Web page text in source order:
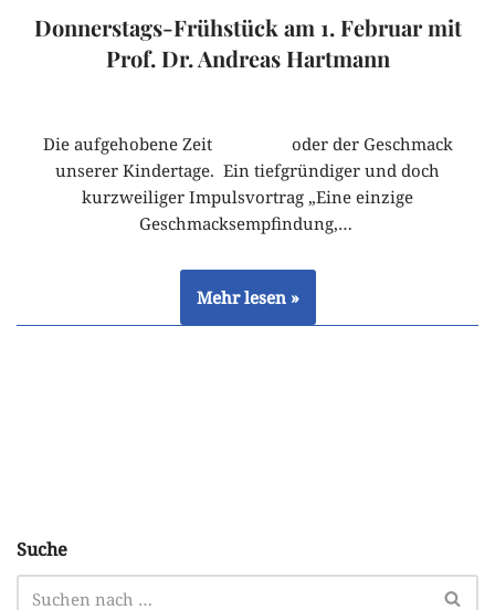
Donnerstags-Frühstück am 1. Februar mit
Prof. Dr. Andreas Hartmann
Die aufgehobene Zeit oder der Geschmack
unserer Kindertage. Ein tiefgründiger und doch
kurzweiliger Impulsvortrag „Eine einzige
Geschmacksempfindung,…
Mehr lesen »
Suche